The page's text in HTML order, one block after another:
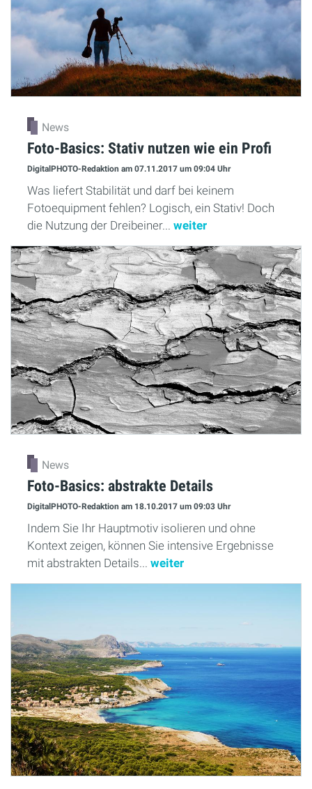
News
Foto-Basics: Stativ nutzen wie ein Profi
DigitalPHOTO-Redaktion am 07.11.2017 um 09:04 Uhr
Was liefert Stabilität und darf bei keinem
Fotoequipment fehlen? Logisch, ein Stativ! Doch
die Nutzung der Dreibeiner... weiter
News
Foto-Basics: abstrakte Details
DigitalPHOTO-Redaktion am 18.10.2017 um 09:03 Uhr
Indem Sie Ihr Hauptmotiv isolieren und ohne
Kontext zeigen, können Sie intensive Ergebnisse
mit abstrakten Details... weiter